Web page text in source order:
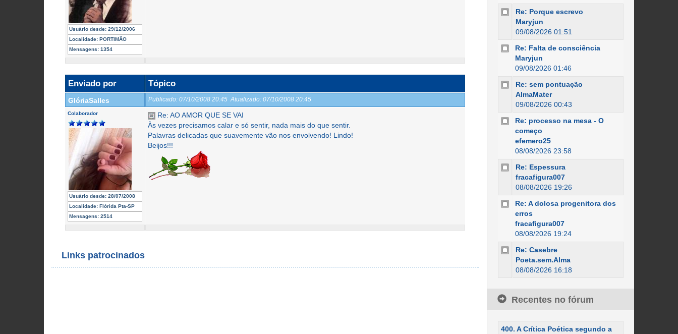
Usuário desde: 29/12/2006
Localidade: PORTIMÃO
Mensagens: 1354
Enviado por Tópico
GlóriaSalles Publicado: 07/10/2008 20:45 Atualizado: 07/10/2008 20:45
Colaborador
Usuário desde: 28/07/2008
Localidade: Flórida Pta-SP
Mensagens: 2514
Re: AO AMOR QUE SE VAI
Às vezes precisamos calar e só sentir, nada mais do que sentir.
Palavras delicadas que suavemente vão nos envolvendo! Lindo!
Beijos!!!
Links patrocinados
Re: Porque escrevo
Maryjun
09/08/2026 01:51
Re: Falta de consciência
Maryjun
09/08/2026 01:46
Re: sem pontuação
AlmaMater
09/08/2026 00:43
Re: processo na mesa - O
começo
efemero25
08/08/2026 23:58
Re: Espessura
fracafigura007
08/08/2026 19:26
Re: A dolosa progenitora dos
erros
fracafigura007
08/08/2026 19:24
Re: Casebre
Poeta.sem.Alma
08/08/2026 16:18
Recentes no fórum
400. A Crítica Poética segundo a